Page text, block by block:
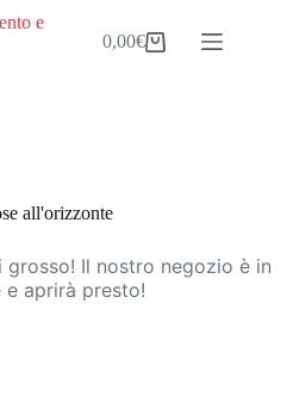
Carrello
0,00€
all'orizzonte
grosso! Il nostro negozio è in
e aprirà presto!